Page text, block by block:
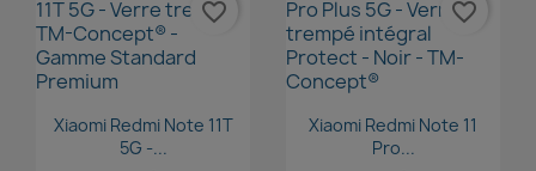
Aperçu rapide
Xiaomi Redmi Note 11T
5G -...
favorite_border
Aperçu rapide
Xiaomi Redmi Note 11
Pro...
favorite_border